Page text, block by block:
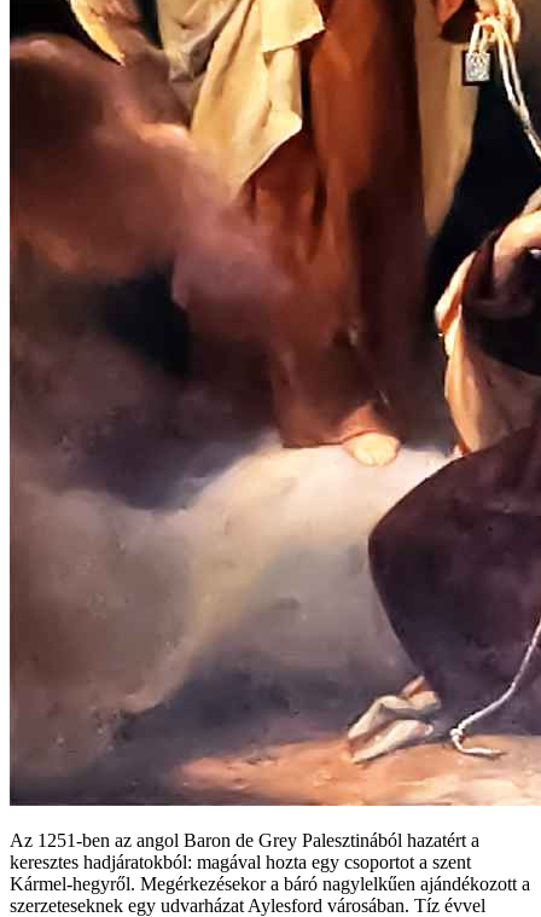
Az 1251-ben az angol Baron de Grey Palesztinából hazatért a
keresztes hadjáratokból: magával hozta egy csoportot a szent
Kármel-hegyről. Megérkezésekor a báró nagylelkűen ajándékozott a
szerzeteseknek egy udvarházat Aylesford városában. Tíz évvel